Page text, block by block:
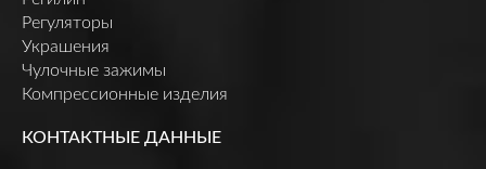
Регуляторы
Украшения
Чулочные зажимы
Компрессионные изделия
КОНТАКТНЫЕ ДАННЫЕ